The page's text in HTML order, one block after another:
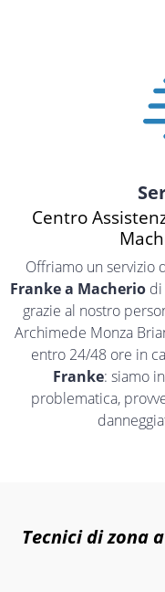
Centro
Offriamo un servizio
Franke a Macheriodi
grazie al nostro
Archimede Monza
entro 24/48 ore in
Franke: siamo
problematica,
Tecnici di zona